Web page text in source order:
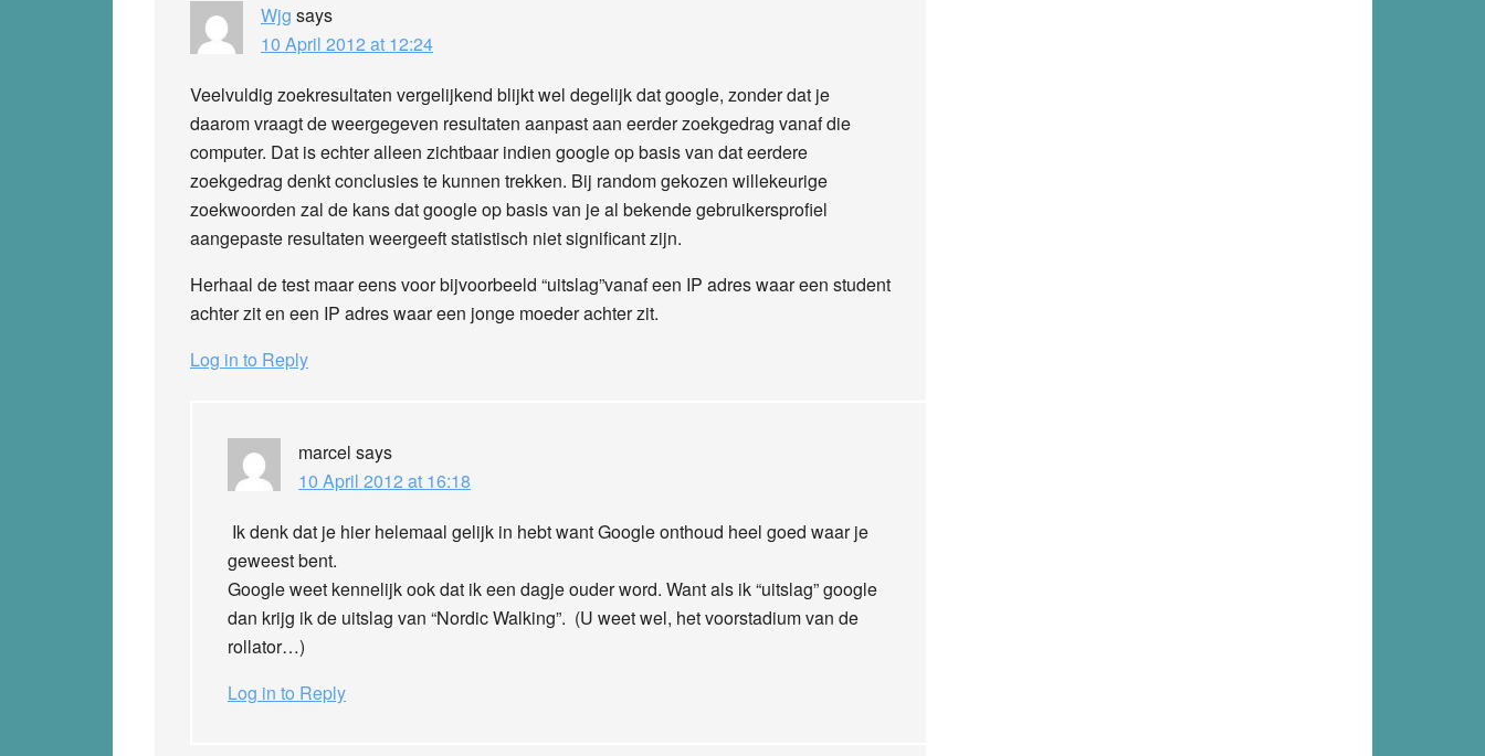
Wjg says
10 April 2012 at 12:24
Veelvuldig zoekresultaten vergelijkend blijkt wel degelijk dat google, zonder dat je
daarom vraagt de weergegeven resultaten aanpast aan eerder zoekgedrag vanaf die
computer. Dat is echter alleen zichtbaar indien google op basis van dat eerdere
zoekgedrag denkt conclusies te kunnen trekken. Bij random gekozen willekeurige
zoekwoorden zal de kans dat google op basis van je al bekende gebruikersprofiel
aangepaste resultaten weergeeft statistisch niet significant zijn.
Herhaal de test maar eens voor bijvoorbeeld “uitslag”vanaf een IP adres waar een student
achter zit en een IP adres waar een jonge moeder achter zit.
Log in to Reply
marcel says
10 April 2012 at 16:18
Ik denk dat je hier helemaal gelijk in hebt want Google onthoud heel goed waar je
geweest bent.
Google weet kennelijk ook dat ik een dagje ouder word. Want als ik “uitslag” google
dan krijg ik de uitslag van “Nordic Walking”. (U weet wel, het voorstadium van de
rollator…)
Log in to Reply